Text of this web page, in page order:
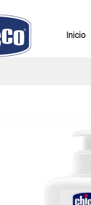
Inicio